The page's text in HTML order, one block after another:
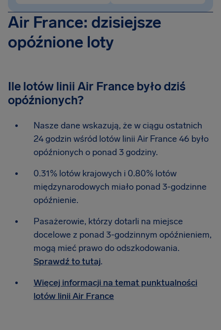
Air France: dzisiejsze
opóźnione loty
Ile lotów linii Air France było dziś
opóźnionych?
Nasze dane wskazują, że w ciągu ostatnich
24 godzin wśród lotów linii Air France 46 było
opóźnionych o ponad 3 godziny.
0.31% lotów krajowych i 0.80% lotów
międzynarodowych miało ponad 3-godzinne
opóźnienie.
Pasażerowie, którzy dotarli na miejsce
docelowe z ponad 3-godzinnym opóźnieniem,
mogą mieć prawo do odszkodowania.
Sprawdź to tutaj.
Więcej informacji na temat punktualności
lotów linii Air France